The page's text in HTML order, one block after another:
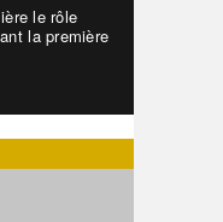
le rôle
la première